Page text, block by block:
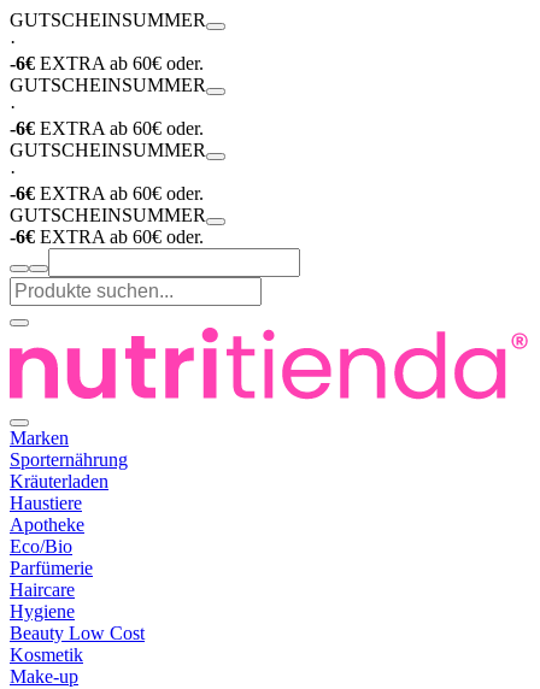
GUTSCHEINSUMMER
·
-6€ EXTRA ab 60€ oder.
GUTSCHEINSUMMER
·
-6€ EXTRA ab 60€ oder.
GUTSCHEINSUMMER
·
-6€ EXTRA ab 60€ oder.
GUTSCHEINSUMMER
-6€ EXTRA ab 60€ oder.
Marken
Sporternährung
Kräuterladen
Haustiere
Apotheke
Eco/Bio
Parfümerie
Haircare
Hygiene
Beauty Low Cost
Kosmetik
Make-up